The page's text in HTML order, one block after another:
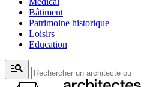
Bâtiment
Patrimoine historique
Loisirs
Education
manage_search